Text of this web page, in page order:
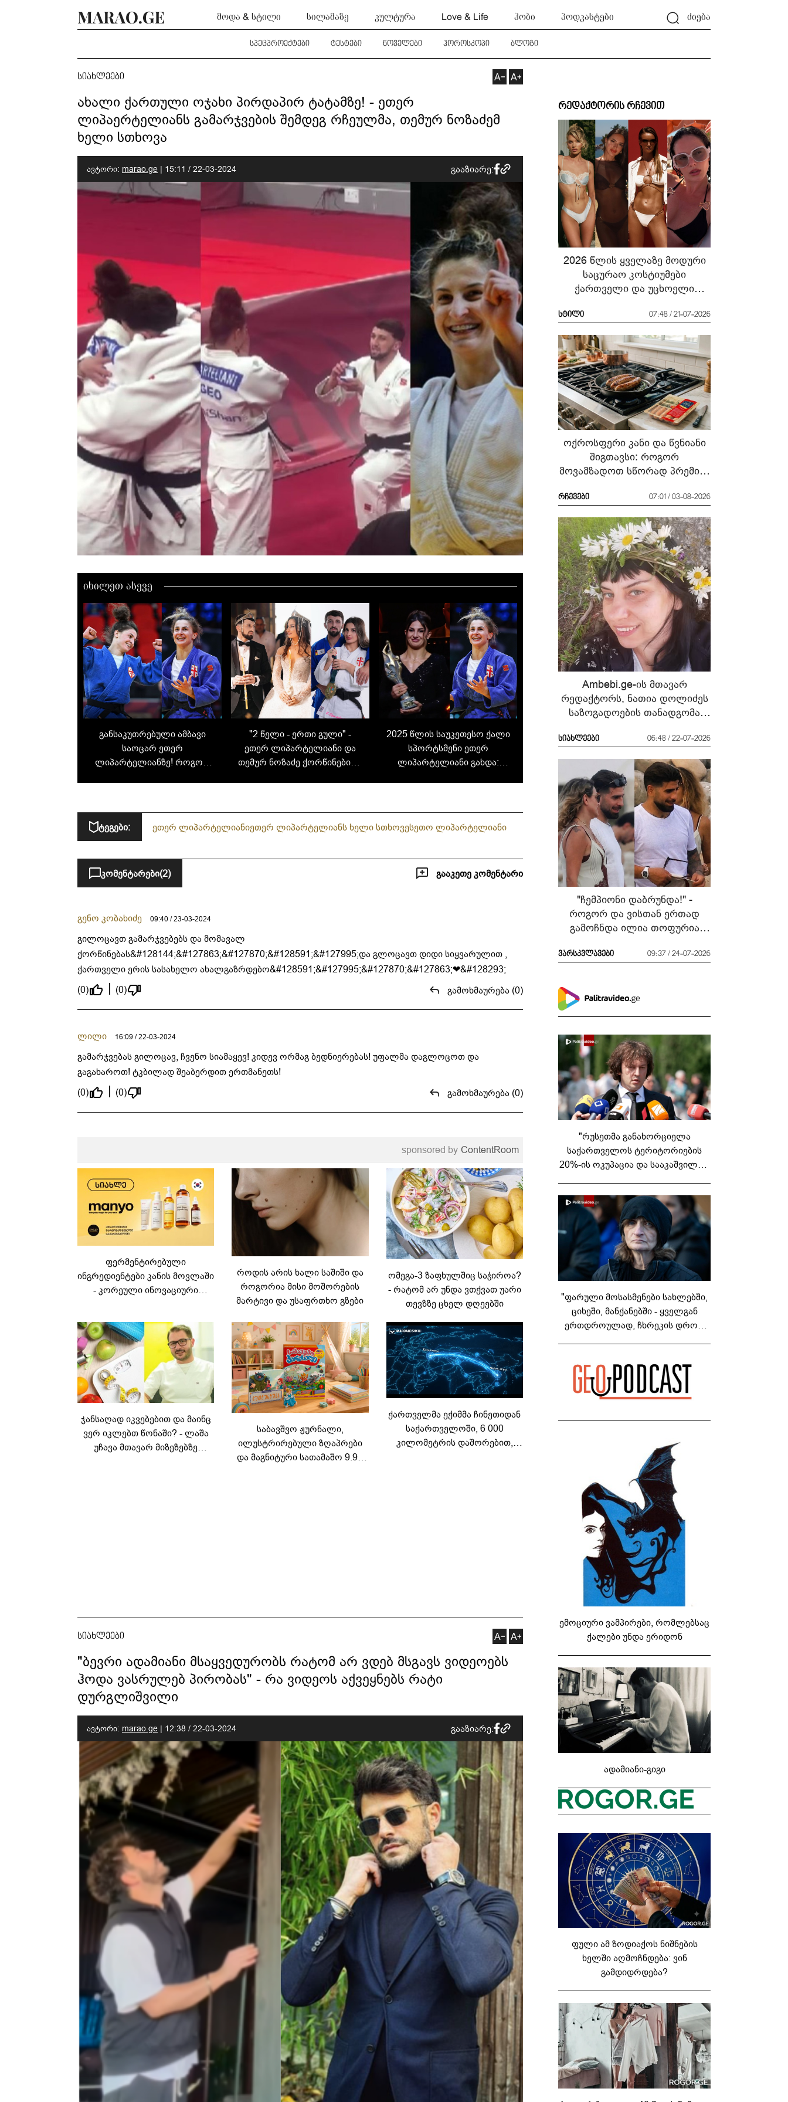
მოდა & სტილი სილამაზე კულტურა Love & Life ჰობი პოდკასტები ძიება
სპეცპროექტები ტესტები ნოველები ჰოროსკოპი ბლოგი
სიახლეები
ახალი ქართული ოჯახი პირდაპირ ტატამზე! - ეთერ
ლიპაერტელიანს გამარჯვების შემდეგ რჩეულმა, თემურ ნოზაძემ
ხელი სთხოვა
ავტორი: marao.ge | 15:11 / 22-03-2024 გააზიარე:
იხილეთ ასევე
განსაკუთრებული ამბავი
საოცარ ეთერ
ლიპარტელიანზე! როგორ
"2 წელი - ერთი გული" -
ეთერ ლიპარტელიანი და
თემურ ნოზაძე ქორწინების 2
2025 წლის საუკეთესო ქალი
სპორტსმენი ეთერ
ლიპარტელიანი გახდა:
ტეგები: ეთერ ლიპარტელიანიეთერ ლიპარტელიანს ხელი სთხოვესეთო ლიპარტელიანი
კომენტარები(2) გააკეთე კომენტარი
გენო კობახიძე 09:40 / 23-03-2024
გილოცავთ გამარჯვებებს და მომავალ
ქორწინებას&#128144;&#127863;&#127870;&#128591;&#127995;და გლოცავთ დიდი სიყვარულით ,
ქართველი ერის სასახელო ახალგაზრდებო&#128591;&#127995;&#127870;&#127863;❤️‍&#128293;
(0)
(0) გამოხმაურება (0)
ლილი 16:09 / 22-03-2024
გამარჯვებას გილოცავ, ჩვენო სიამაყევ! კიდევ ორმაგ ბედნიერებას! უფალმა დაგლოცოთ და
გაგახაროთ! ტკბილად შეაბერდით ერთმანეთს!
(0)
(0) გამოხმაურება (0)
sponsored by ContentRoom
ფერმენტირებული
ინგრედიენტები კანის მოვლაში
- კორეული ინოვაციური
როდის არის ხალი საშიში და
როგორია მისი მოშორების
მარტივი და უსაფრთხო გზები
ომეგა-3 ზაფხულშიც საჭიროა?
- რატომ არ უნდა ვთქვათ უარი
თევზზე ცხელ დღეებში
ჯანსაღად იკვებებით და მაინც
ვერ იკლებთ წონაში? - ლაშა
უჩავა მთავარ მიზეზებზე
საბავშვო ჟურნალი,
ილუსტრირებული ზღაპრები
და მაგნიტური სათამაშო 9.90
ქართველმა ექიმმა ჩინეთიდან
საქართველოში, 6 000
კილომეტრის დაშორებით,
სიახლეები
"ბევრი ადამიანი მსაყვედურობს რატომ არ ვდებ მსგავს ვიდეოებს
ჰოდა ვასრულებ პირობას" - რა ვიდეოს აქვეყნებს რატი
დურგლიშვილი
ავტორი: marao.ge | 12:38 / 22-03-2024 გააზიარე:
რედაქტორის რჩევით
2026 წლის ყველაზე მოდური
საცურაო კოსტიუმები
ქართველი და უცხოელი
რა ჩავიცვათ სანაპიროზე?
სტილი 07:48 / 21-07-2026
ოქროსფერი კანი და წვნიანი
შიგთავსი: როგორ
მოვამზადოთ სწორად პრემიუმ
„შეფმაისტერის“
რჩევები 07:01 / 03-08-2026
Ambebi.ge-ის მთავარ
რედაქტორს, ნათია დოლიძეს
საზოგადოების თანადგომა
სიახლეები 06:48 / 22-07-2026
"ჩემპიონი დაბრუნდა!" -
როგორ და ვისთან ერთად
გამოჩნდა ილია თოფურია
ვარსკვლავები 09:37 / 24-07-2026
"რუსეთმა განახორციელა
საქართველოს ტერიტორიების
20%-ის ოკუპაცია და სააკაშვილის,
გადაფარავს ამ დანაშაულს" -
ირაკლი კობახიძე
"ფარული მოსასმენები სახლებში,
ციხეში, მანქანებში - ყველგან
ერთდროულად, ჩხრეკის დროს,
კუპატაძე
ემოციური ვამპირები, რომლებსაც
ქალები უნდა ერიდონ
ადამიანი-გიგი
ფული ამ ზოდიაქოს ნიშნების
ხელში აღმოჩნდება: ვინ
გამდიდრდება?